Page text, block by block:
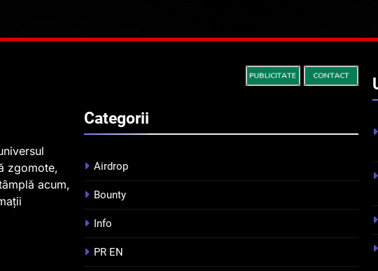
zgomote,
acum,
Categorii
Airdrop
Bounty
Info
PR EN